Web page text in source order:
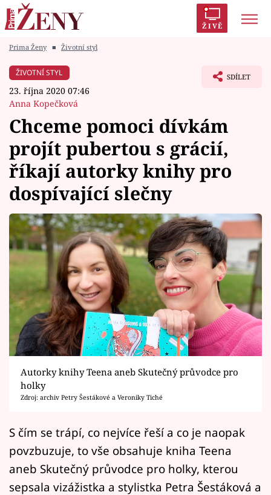
ŽIVĚ
Módní alarm
Témata
Celebrity
Vztahy
Seriály
Horoskopy
Sledujte prima+
Filmový festival Karlovy Vary
Mámy sobě
Přihlášení
Sledujte nás
Prima Ženy ■ Životní styl
ŽIVOTNÍ STYL
23. října 2020 07:46
Anna Kopečková
SDÍLET
Chceme pomoci dívkám
projít pubertou s grácií,
říkají autorky knihy pro
dospívající slečny
Autorky knihy Teena aneb Skutečný průvodce pro
holky
Zdroj: archiv Petry Šestákové a Veroniky Tiché
S čím se trápí, co nejvíce řeší a co je naopak
povzbuzuje, to vše obsahuje kniha Teena
aneb Skutečný průvodce pro holky, kterou
sepsala vizážistka a stylistka Petra Šestáková a